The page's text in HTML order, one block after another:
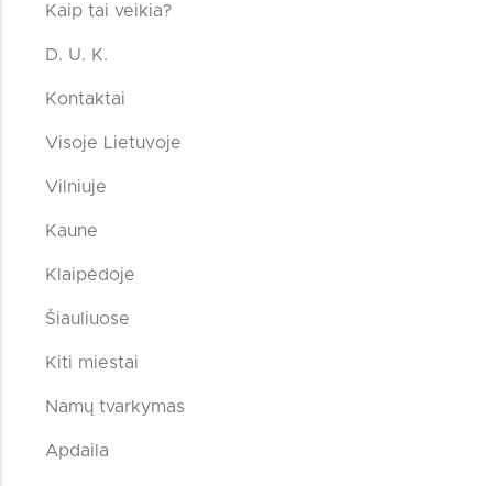
Kaip tai veikia?
D. U. K.
Kontaktai
Visoje Lietuvoje
Vilniuje
Kaune
Klaipėdoje
Šiauliuose
Kiti miestai
Namų tvarkymas
Apdaila